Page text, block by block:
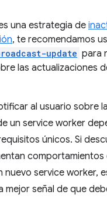
una estrategia de
, te recomendamos
update para
las actualizaciones
al usuario sobre
un service worker
únicos. Si
comportamientos
nuevo service worker,
mejor señal de que